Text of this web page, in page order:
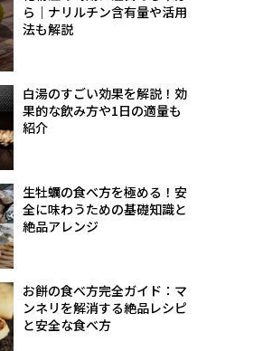
ら｜ナリルチン含有量や活用
法も解説
白湯のすごい効果を解説！効
果的な飲み方や1日の適量も
紹介
生牡蠣の食べ方を極める！安
全に味わうための基礎知識と
絶品アレンジ
お餅の食べ方完全ガイド：マ
ンネリを解消する絶品レシピ
と安全な食べ方